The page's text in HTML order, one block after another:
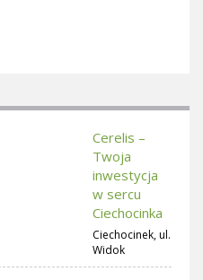
Cerelis –
Twoja
inwestycja
w sercu
Ciechocinka
Ciechocinek, ul.
Widok